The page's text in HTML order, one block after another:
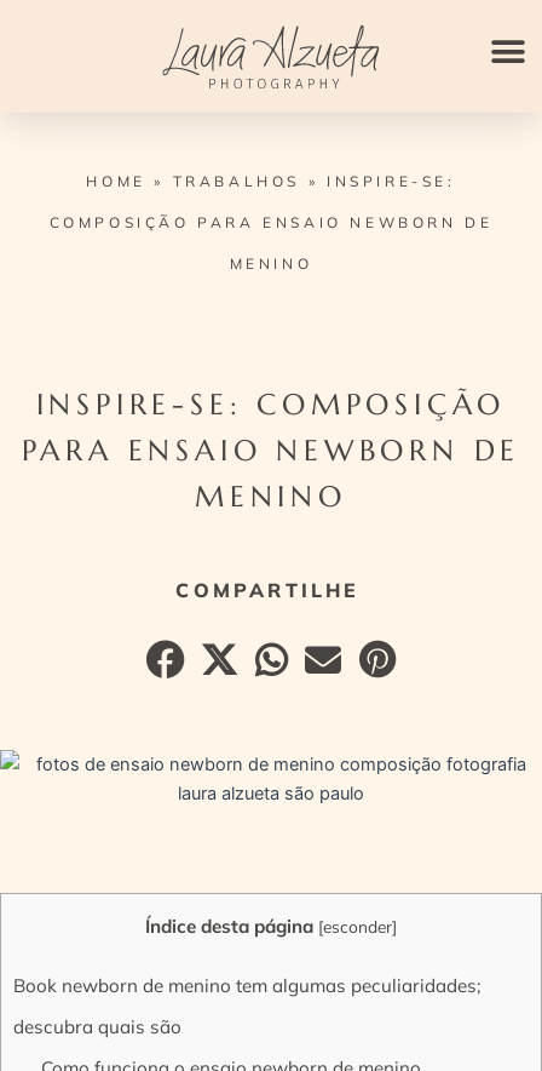
HOME » TRABALHOS » INSPIRE-SE:
COMPOSIÇÃO PARA ENSAIO NEWBORN DE
MENINO
INSPIRE-SE: COMPOSIÇÃO
PARA ENSAIO NEWBORN DE
MENINO
Índice desta página [esconder]
Book newborn de menino tem algumas peculiaridades;
descubra quais são